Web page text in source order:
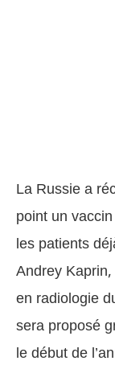
La Russie a
point un
les patients
Andrey
en radiologie
sera proposé
le début de